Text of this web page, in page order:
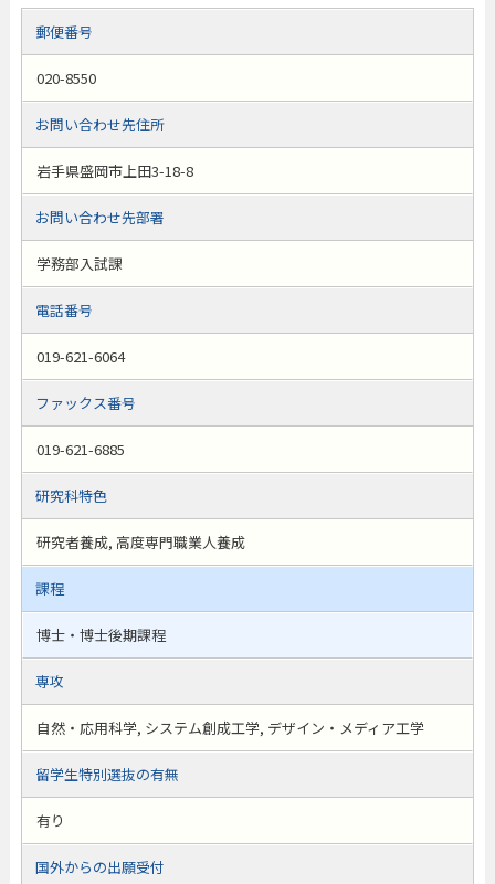
郵便番号
020-8550
お問い合わせ先住所
岩手県盛岡市上田3-18-8
お問い合わせ先部署
学務部入試課
電話番号
019-621-6064
ファックス番号
019-621-6885
研究科特色
研究者養成, 高度専門職業人養成
課程
博士・博士後期課程
専攻
自然・応用科学, システム創成工学, デザイン・メディア工学
留学生特別選抜の有無
有り
国外からの出願受付